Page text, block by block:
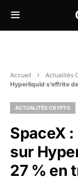
Accueil Actualités
Hyperliquid s’effrite
ACTUALITÉS CRYPTO
SpaceX
sur
27 % en